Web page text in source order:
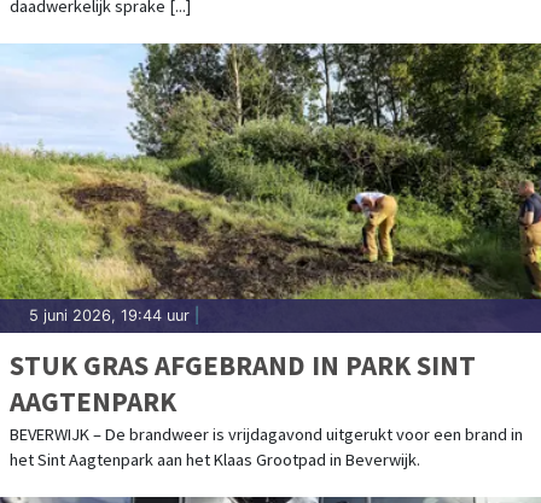
daadwerkelijk sprake [...]
5 juni 2026, 19:44 uur
STUK GRAS AFGEBRAND IN PARK SINT
AAGTENPARK
BEVERWIJK – De brandweer is vrijdagavond uitgerukt voor een brand in
het Sint Aagtenpark aan het Klaas Grootpad in Beverwijk.